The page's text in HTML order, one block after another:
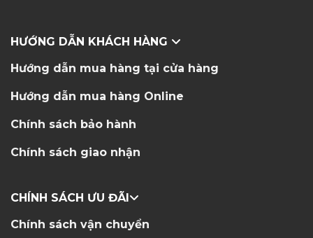
HƯỚNG DẪN KHÁCH HÀNG
Hướng dẫn mua hàng tại cửa hàng
Hướng dẫn mua hàng Online
Chính sách bảo hành
Chính sách giao nhận
CHÍNH SÁCH ƯU ĐÃI
Chính sách vận chuyển